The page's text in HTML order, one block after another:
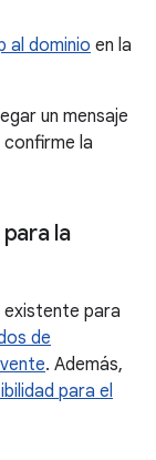
al dominio en la
un mensaje
confirme la
la
para
de
. Además,
para el